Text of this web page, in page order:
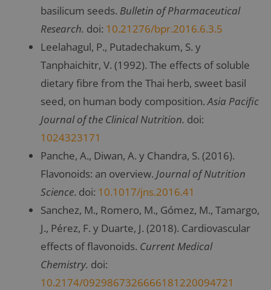
basilicum seeds. Bulletin of Pharmaceutical
Research. doi: 10.21276/bpr.2016.6.3.5
Leelahagul, P., Putadechakum, S. y
Tanphaichitr, V. (1992). The effects of soluble
dietary fibre from the Thai herb, sweet basil
seed, on human body composition.Asia Pacific
Journal of the Clinical Nutrition. doi:
1024323171
Panche, A., Diwan, A. y Chandra, S. (2016).
Flavonoids: an overview. Journal of Nutrition
Science. doi: 10.1017/jns.2016.41
Sanchez, M., Romero, M., Gómez, M., Tamargo,
J., Pérez, F. y Duarte, J. (2018). Cardiovascular
effects of flavonoids. Current Medical
Chemistry. doi:
10.2174/0929867326666181220094721